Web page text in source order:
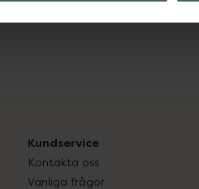
Kundservice
Kontakta oss
Vanliga frågor